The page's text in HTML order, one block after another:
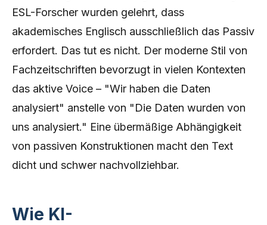
ESL-Forscher wurden gelehrt, dass
akademisches Englisch ausschließlich das Passiv
erfordert. Das tut es nicht. Der moderne Stil von
Fachzeitschriften bevorzugt in vielen Kontexten
das aktive Voice – "Wir haben die Daten
analysiert" anstelle von "Die Daten wurden von
uns analysiert." Eine übermäßige Abhängigkeit
von passiven Konstruktionen macht den Text
dicht und schwer nachvollziehbar.
Wie KI-